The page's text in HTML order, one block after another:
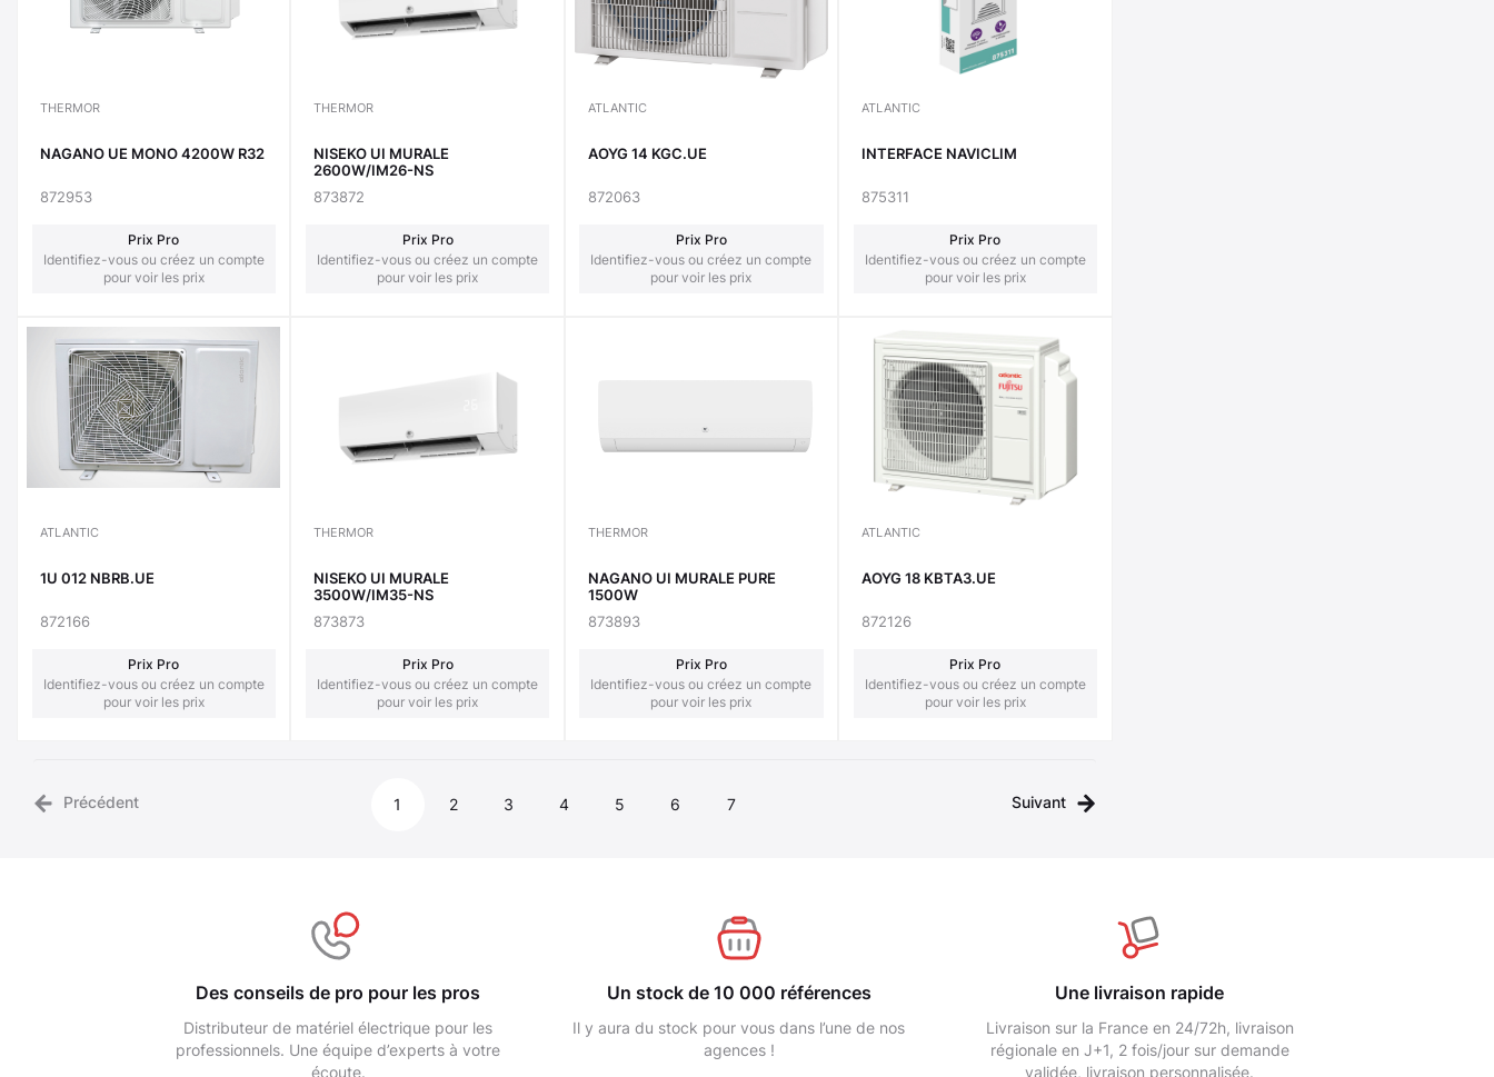
THERMOR
NAGANO UE MONO 4200W R32
872953
Prix Pro
Identifiez-vous ou créez un compte
pour voir les prix
THERMOR
NISEKO UI MURALE
2600W/IM26-NS
873872
Prix Pro
Identifiez-vous ou créez un compte
pour voir les prix
ATLANTIC
AOYG 14 KGC.UE
872063
Prix Pro
Identifiez-vous ou créez un compte
pour voir les prix
ATLANTIC
INTERFACE NAVICLIM
875311
Prix Pro
Identifiez-vous ou créez un compte
pour voir les prix
ATLANTIC
1U 012 NBRB.UE
872166
Prix Pro
Identifiez-vous ou créez un compte
pour voir les prix
THERMOR
NISEKO UI MURALE
3500W/IM35-NS
873873
Prix Pro
Identifiez-vous ou créez un compte
pour voir les prix
THERMOR
NAGANO UI MURALE PURE
1500W
873893
Prix Pro
Identifiez-vous ou créez un compte
pour voir les prix
ATLANTIC
AOYG 18 KBTA3.UE
872126
Prix Pro
Identifiez-vous ou créez un compte
pour voir les prix
Précédent 1 2 3 4 5 6 7 Suivant
Des conseils de pro pour les pros
Distributeur de matériel électrique pour les
professionnels. Une équipe d’experts à votre
écoute.
Un stock de 10 000 références
Il y aura du stock pour vous dans l’une de nos
agences !
Une livraison rapide
Livraison sur la France en 24/72h, livraison
régionale en J+1, 2 fois/jour sur demande
validée, livraison personnalisée.